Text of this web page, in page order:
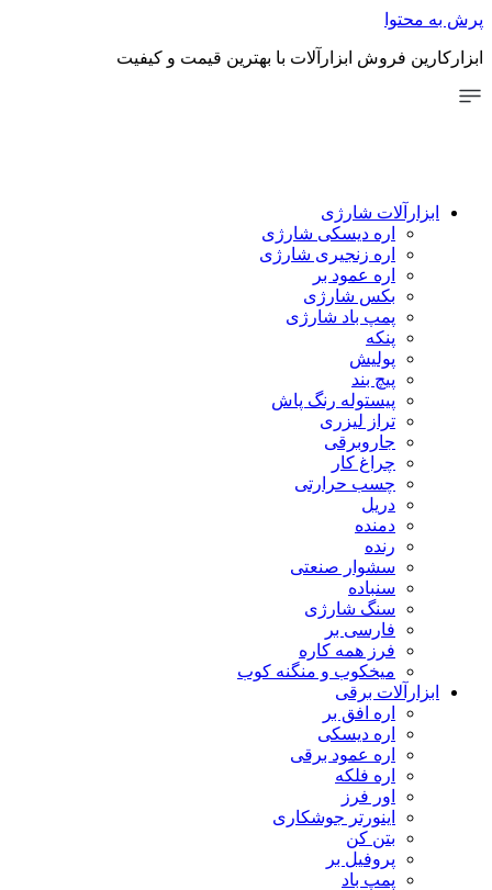
فروش ابزارآلات با بهترین قیمت و کیفیت
شارژی
اره دیسکی شارژی
اره زنجیری شارژی
اره عمود بر
بکس شارژی
پمپ باد شارژی
پیستوله رنگ پاش
تراز لیزری
جاروبرقی
چراغ کار
چسب حرارتی
سشوار صنعتی
سنگ شارژی
فارسی بر
فرز همه کاره
میخکوب و منگنه کوب
برقی
اره افق بر
اره دیسکی
اره عمود برقی
اینورتر جوشکاری
پروفیل بر